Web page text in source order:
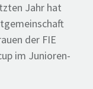
Jahr hat
der FIE
im Junioren-